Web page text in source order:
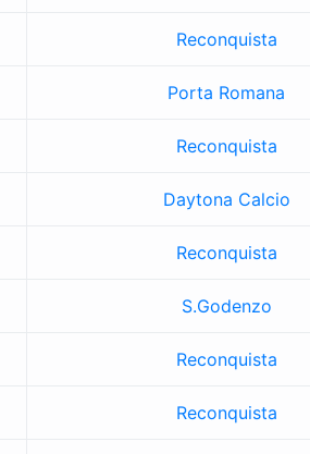
Reconquista
Porta Romana
Reconquista
Daytona Calcio
Reconquista
S.Godenzo
Reconquista
Reconquista